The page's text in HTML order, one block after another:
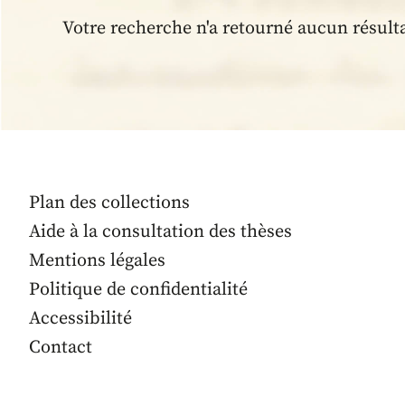
Votre recherche n'a retourné aucun
Plan des collections
Aide à la consultation des thèses
Mentions légales
Politique de confidentialité
Accessibilité
Contact